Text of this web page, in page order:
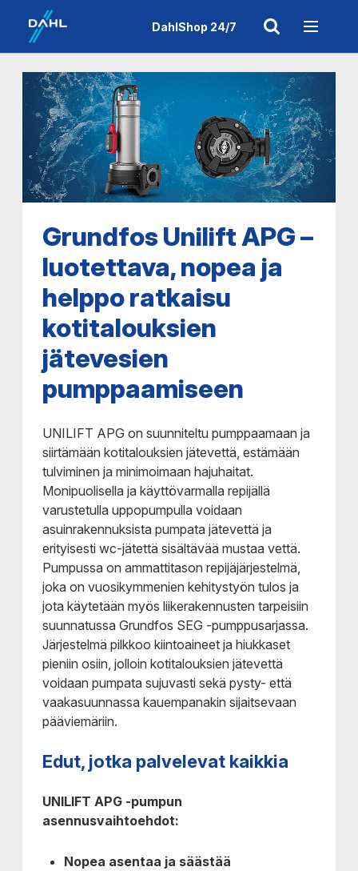
DahlShop 24/7
Grundfos Unilift APG –
luotettava, nopea ja
helppo ratkaisu
kotitalouksien
jätevesien
pumppaamiseen
UNILIFT APG on suunniteltu pumppaamaan ja
siirtämään kotitalouksien jätevettä, estämään
tulviminen ja minimoimaan hajuhaitat.
Monipuolisella ja käyttövarmalla repijällä
varustetulla uppopumpulla voidaan
asuinrakennuksista pumpata jätevettä ja
erityisesti wc-jätettä sisältävää mustaa vettä.
Pumpussa on ammattitason repijäjärjestelmä,
joka on vuosikymmenien kehitystyön tulos ja
jota käytetään myös liikerakennusten tarpeisiin
suunnatussa Grundfos SEG -pumppusarjassa.
Järjestelmä pilkkoo kiintoaineet ja hiukkaset
pieniin osiin, jolloin kotitalouksien jätevettä
voidaan pumpata sujuvasti sekä pysty- että
vaakasuunnassa kauempanakin sijaitsevaan
pääviemäriin.
Edut, jotka palvelevat kaikkia
UNILIFT APG -pumpun
asennusvaihtoehdot:
Nopea asentaa ja säästää